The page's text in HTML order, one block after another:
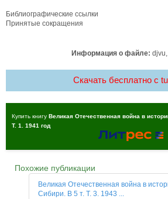
Библиографические ссылки
Принятые сокращения
Информация о файле:
Скачать бесплатно c
Купить книгу Великая Отечественная война в
Т. 1. 1941 год
Похожие публикации
Великая Отечественная война в
Сибири. В 5 т. Т. 3. 1943 ...